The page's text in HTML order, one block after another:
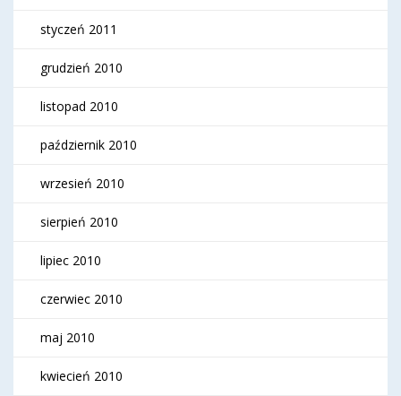
styczeń 2011
grudzień 2010
listopad 2010
październik 2010
wrzesień 2010
sierpień 2010
lipiec 2010
czerwiec 2010
maj 2010
kwiecień 2010